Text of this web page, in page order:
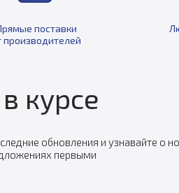
поставки
производителей
курсе
обновления и узнавайте о
первыми